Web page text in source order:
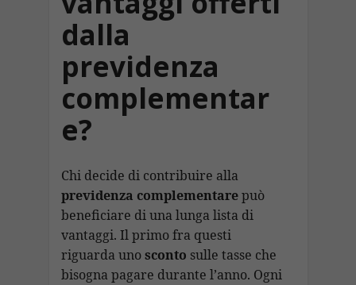
dalla
previdenza
complementar
e?
Chi decide di contribuire alla
previdenza complementarepuò
beneficiare di una lunga lista di
vantaggi. Il primo fra questi
riguarda unosconto sulle tasse che
bisogna pagare durante l’anno. Ogni